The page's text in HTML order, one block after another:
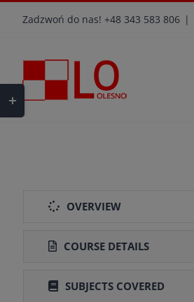
Zadzwoń do nas! +48 343 583 806 |
OVERVIEW
COURSE DETAILS
SUBJECTS COVERED
Toggle
Sliding